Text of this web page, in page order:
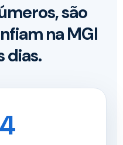
são
na MGI
dias.